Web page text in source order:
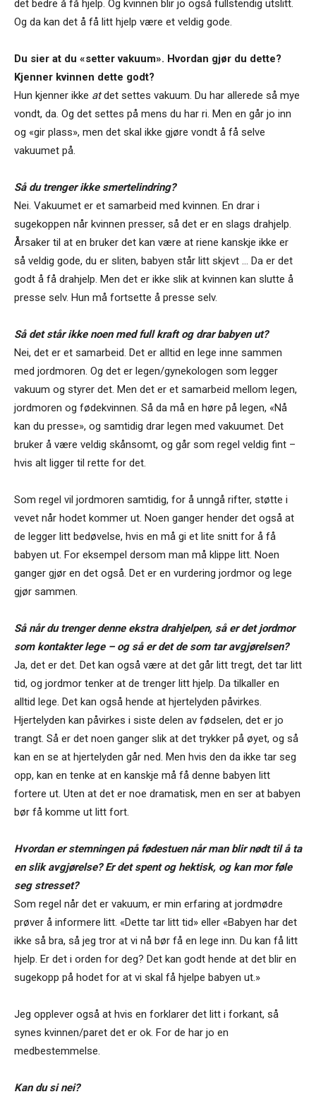
det bedre å få hjelp. Og kvinnen blir jo også fullstendig utslitt.
Og da kan det å få litt hjelp være et veldig gode.
Du sier at du «setter vakuum». Hvordan gjør du dette?
Kjenner kvinnen dette godt?
Hun kjenner ikke atdet settes vakuum. Du har allerede så mye
vondt, da. Og det settes på mens du har ri. Men en går jo inn
og «gir plass», men det skal ikke gjøre vondt å få selve
vakuumet på.
Så du trenger ikke smertelindring?
Nei. Vakuumet er et samarbeid med kvinnen. En drar i
sugekoppen når kvinnen presser, så det er en slags drahjelp.
Årsaker til at en bruker det kan være at riene kanskje ikke er
så veldig gode, du er sliten, babyen står litt skjevt … Da er det
godt å få drahjelp. Men det er ikke slik at kvinnen kan slutte å
presse selv. Hun må fortsette å presse selv.
Så det står ikke noen med full kraft og drar babyen ut?
Nei, det er et samarbeid. Det er alltid en lege inne sammen
med jordmoren. Og det er legen/gynekologen som legger
vakuum og styrer det. Men det er et samarbeid mellom legen,
jordmoren og fødekvinnen. Så da må en høre på legen, «Nå
kan du presse», og samtidig drar legen med vakuumet. Det
bruker å være veldig skånsomt, og går som regel veldig fint –
hvis alt ligger til rette for det.
Som regel vil jordmoren samtidig, for å unngå rifter, støtte i
vevet når hodet kommer ut. Noen ganger hender det også at
de legger litt bedøvelse, hvis en må gi et lite snitt for å få
babyen ut. For eksempel dersom man må klippe litt. Noen
ganger gjør en det også. Det er en vurdering jordmor og lege
gjør sammen.
Så når du trenger denne ekstra drahjelpen, så er det jordmor
som kontakter lege – og så er det de som tar avgjørelsen?
Ja, det er det. Det kan også være at det går litt tregt, det tar litt
tid, og jordmor tenker at de trenger litt hjelp. Da tilkaller en
alltid lege. Det kan også hende at hjertelyden påvirkes.
Hjertelyden kan påvirkes i siste delen av fødselen, det er jo
trangt. Så er det noen ganger slik at det trykker på øyet, og så
kan en se at hjertelyden går ned. Men hvis den da ikke tar seg
opp, kan en tenke at en kanskje må få denne babyen litt
fortere ut. Uten at det er noe dramatisk, men en ser at babyen
bør få komme ut litt fort.
Hvordan er stemningen på fødestuen når man blir nødt til å ta
en slik avgjørelse? Er det spent og hektisk, og kan mor føle
seg stresset?
Som regel når det er vakuum, er min erfaring at jordmødre
prøver å informere litt. «Dette tar litt tid» eller «Babyen har det
ikke så bra, så jeg tror at vi nå bør få en lege inn. Du kan få litt
hjelp. Er det i orden for deg? Det kan godt hende at det blir en
sugekopp på hodet for at vi skal få hjelpe babyen ut.»
Jeg opplever også at hvis en forklarer det litt i forkant, så
synes kvinnen/paret det er ok. For de har jo en
medbestemmelse.
Kan du si nei?